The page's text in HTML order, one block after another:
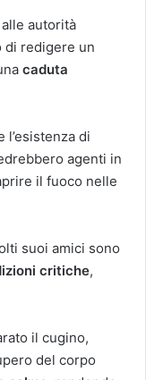
autorità
di redigere un
caduta
l’esistenza di
agenti in
il fuoco nelle
suoi amici sono
critiche,
il cugino,
del corpo